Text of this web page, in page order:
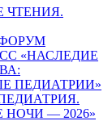
ЧТЕНИЯ.
ФОРУМ
«НАСЛЕДИЕ
ПЕДИАТРИИ»
— 2026»